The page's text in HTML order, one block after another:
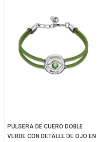
PULSERA DE CUERO DOBLE
VERDE CON DETALLE DE OJO EN